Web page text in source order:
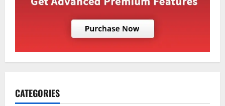
CATEGORIES